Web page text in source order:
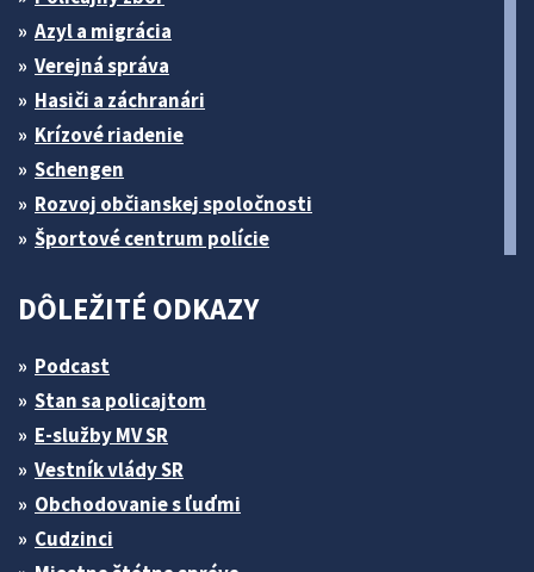
Azyl a migrácia
Verejná správa
Hasiči a záchranári
Krízové riadenie
Schengen
Rozvoj občianskej spoločnosti
Športové centrum polície
DÔLEŽITÉ ODKAZY
Podcast
Stan sa policajtom
E-služby MV SR
Vestník vlády SR
Obchodovanie s ľuďmi
Cudzinci